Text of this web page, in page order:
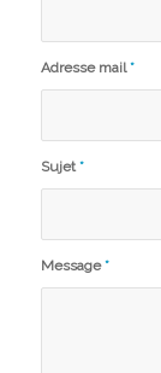
Adresse mail*
Sujet*
Message*